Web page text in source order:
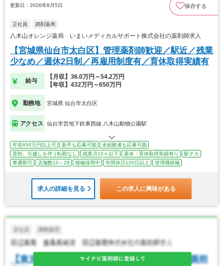
更新日：2026年8月5日 保存する
正社員 調剤薬局
八木山オレンジ薬局 いまいメディカルサポート株式会社の薬剤師求人
【宮城県仙台市太白区】管理薬剤師歓迎／駅近／残業
少なめ／週休2日制／再雇用制度有／育休取得実績有
給与
【月収】36.0万円～54.2万円
【年収】432万円～650万円
勤務地 宮城県 仙台市太白区
アクセス 仙台市営地下鉄東西線 八木山動物公園駅
年収650万円以上可 新卒も応募可能
未経験者も応募可能
原則、引越しを伴う転勤なし
残業月10ｈ以下 産休・育休取得実績有り
駅チカ
車通勤可
店舗数10～29 積極採用中 年間休日120日以上 管理職候補
求人の詳細を見る この求人に興味がある